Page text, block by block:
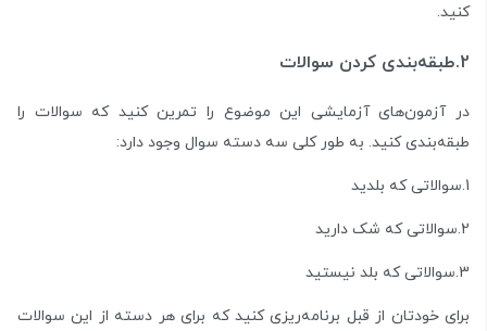
کنید.
2.طبقه‌بندی کردن سوالات
در آزمون‌های آزمایشی این موضوع را تمرین کنید که سوالات را
طبقه‌بندی کنید. به طور کلی سه دسته سوال وجود دارد:
1.سوالاتی که بلدید
2.سوالاتی که شک دارید
3.سوالاتی که بلد نیستید
برای خودتان از قبل برنامه‌ریزی کنید که برای هر دسته از این سوالات